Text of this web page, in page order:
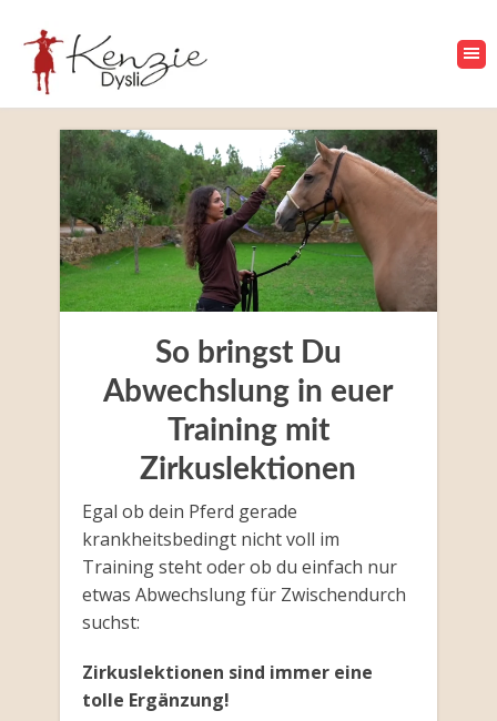
So bringst Du
Abwechslung in euer
Training mit
Zirkuslektionen
Egal ob dein Pferd gerade
krankheitsbedingt nicht voll im
Training steht oder ob du einfach nur
etwas Abwechslung für Zwischendurch
suchst:
Zirkuslektionen sind immer eine
tolle Ergänzung!